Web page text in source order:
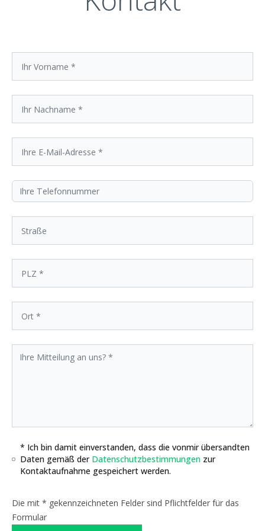
* Ich bin damit einverstanden, dass die vonmir übersandten
Daten gemäß der Datenschutzbestimmungen zur
Kontaktaufnahme gespeichert werden.
Die mit * gekennzeichneten Felder sind Pflichtfelder für das
Formular